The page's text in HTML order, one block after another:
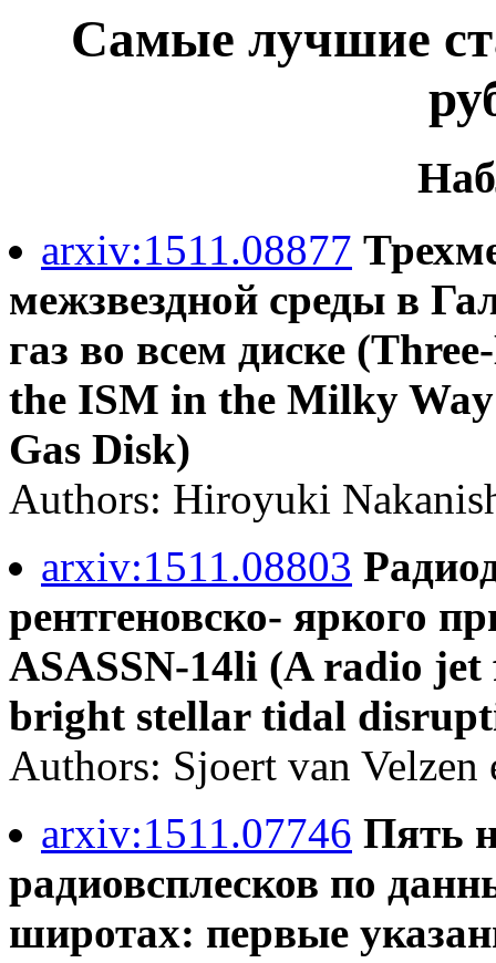
Самые лучшие
arxiv:1511.08877
межзвездной среды в
газ во всем диске
the ISM in the Milky
Gas Disk)
Authors: Hiroyuki
arxiv:1511.08803
рентгеновско- яркого
ASASSN-14li (A radio
bright stellar tidal
Authors: Sjoert van Velzen
arxiv:1511.07746 Пять
радиовсплесков по
широтах: первые